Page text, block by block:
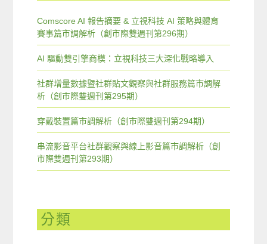
Comscore AI 報告摘要 & 立視科技 AI 策略與體育
賽事篇市調解析（創市際雙週刊第296期）
AI 驅動雙引擎商模：立視科技三大深化戰略導入
社群增量數據暨社群貼文觀察與社群服務篇市調解
析（創市際雙週刊第295期）
穿戴裝置篇市調解析（創市際雙週刊第294期）
串流影音平台社群觀察與線上影音篇市調解析（創
市際雙週刊第293期）
分類